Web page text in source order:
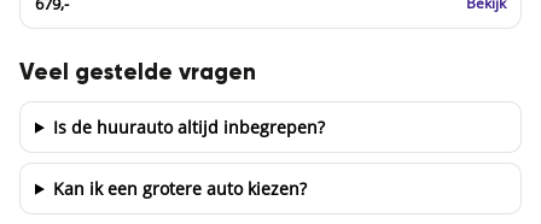
Veel gestelde vragen
Is de huurauto altijd inbegrepen?
Kan ik een grotere auto kiezen?